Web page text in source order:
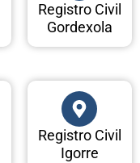
Registro Civil
Gordexola
Registro Civil
Igorre